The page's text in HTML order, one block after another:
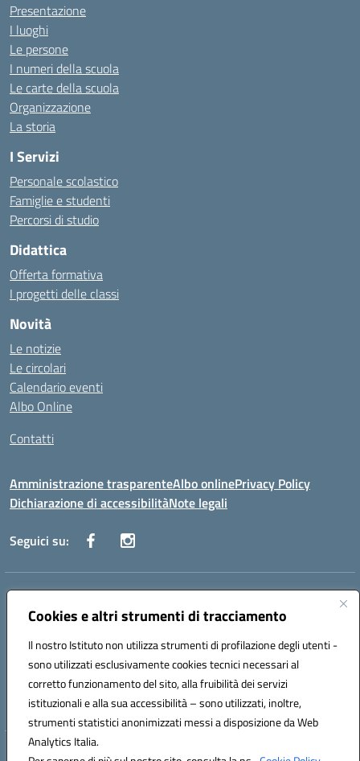
Cookies e altri strumenti di tracciamento
Il nostro Istituto non utilizza strumenti di profilazione degli utenti -
sono utilizzati esclusivamente cookies tecnici necessari al
corretto funzionamento del sito, alla fruibilità dei servizi
istituzionali e alla sua accessibilità – sono utilizzati, inoltre,
strumenti statistici anonimizzati messi a disposizione da Web
Analytics Italia.
Presentazione
I luoghi
Le persone
I numeri della scuola
Le carte della scuola
Organizzazione
La storia
I Servizi
Personale scolastico
Famiglie e studenti
Percorsi di studio
Didattica
Offerta formativa
I progetti delle classi
Novità
Le notizie
Le circolari
Calendario eventi
Albo Online
Contatti
Amministrazione trasparenteAlbo onlinePrivacy Policy
Dichiarazione di accessibilitàNote legali
Seguici su:
Indirizzo:
Centralino:0881636571 Email:fgps040004@istruzione.it
Codice fiscale: 80031370713
Codice meccanografico:
FGPS040004
Codice Indice delle Pubbliche Amministrazioni (IPA): istsc_fgps040004
Hosting & Powered by 3D Solution S.r.l.